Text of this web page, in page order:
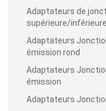
Adaptateurs de
supérieure/
Adaptateurs
émission rond
Adaptateurs
émission
Adaptateurs